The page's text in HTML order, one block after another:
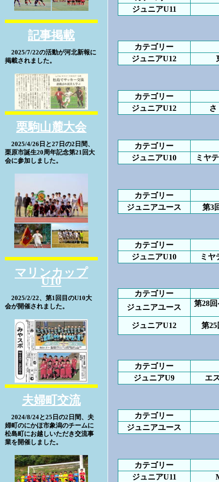
記事掲載
2025/7/22の活動が河北新報に
掲載されました。
栗駒山麓大会
2025/4/26日と27日の2日間、
栗原市誕生20周年記念第21回大
会に参加しました。
マリンカップ
U10
2025/2/22、第1回目のU10大
会が開催されました。
夫婦町交流
2024/8/24と25日の2日間、夫
婦町のにかほ市象潟のチームに
松島町にお越しいただき交流事
業を開催しました。
ジュニアU11
カテゴリー
ジュニアU12
カテゴリー
ジュニアU12
カテゴリー
ジュニアU10
ミヤ
カテゴリー
ジュニアユース
第3
カテゴリー
ジュニアU10
ミヤ
カテゴリー
ジュニアユース
第28
ジュニアU12 第
カテゴリー
ジュニアU9
エ
カテゴリー
ジュニアユース
カテゴリー
ジュニアU11